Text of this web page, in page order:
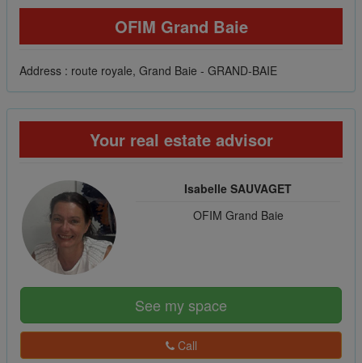
OFIM Grand Baie
Address : route royale, Grand Baie - GRAND-BAIE
Your real estate advisor
Isabelle SAUVAGET
OFIM Grand Baie
See my space
Call